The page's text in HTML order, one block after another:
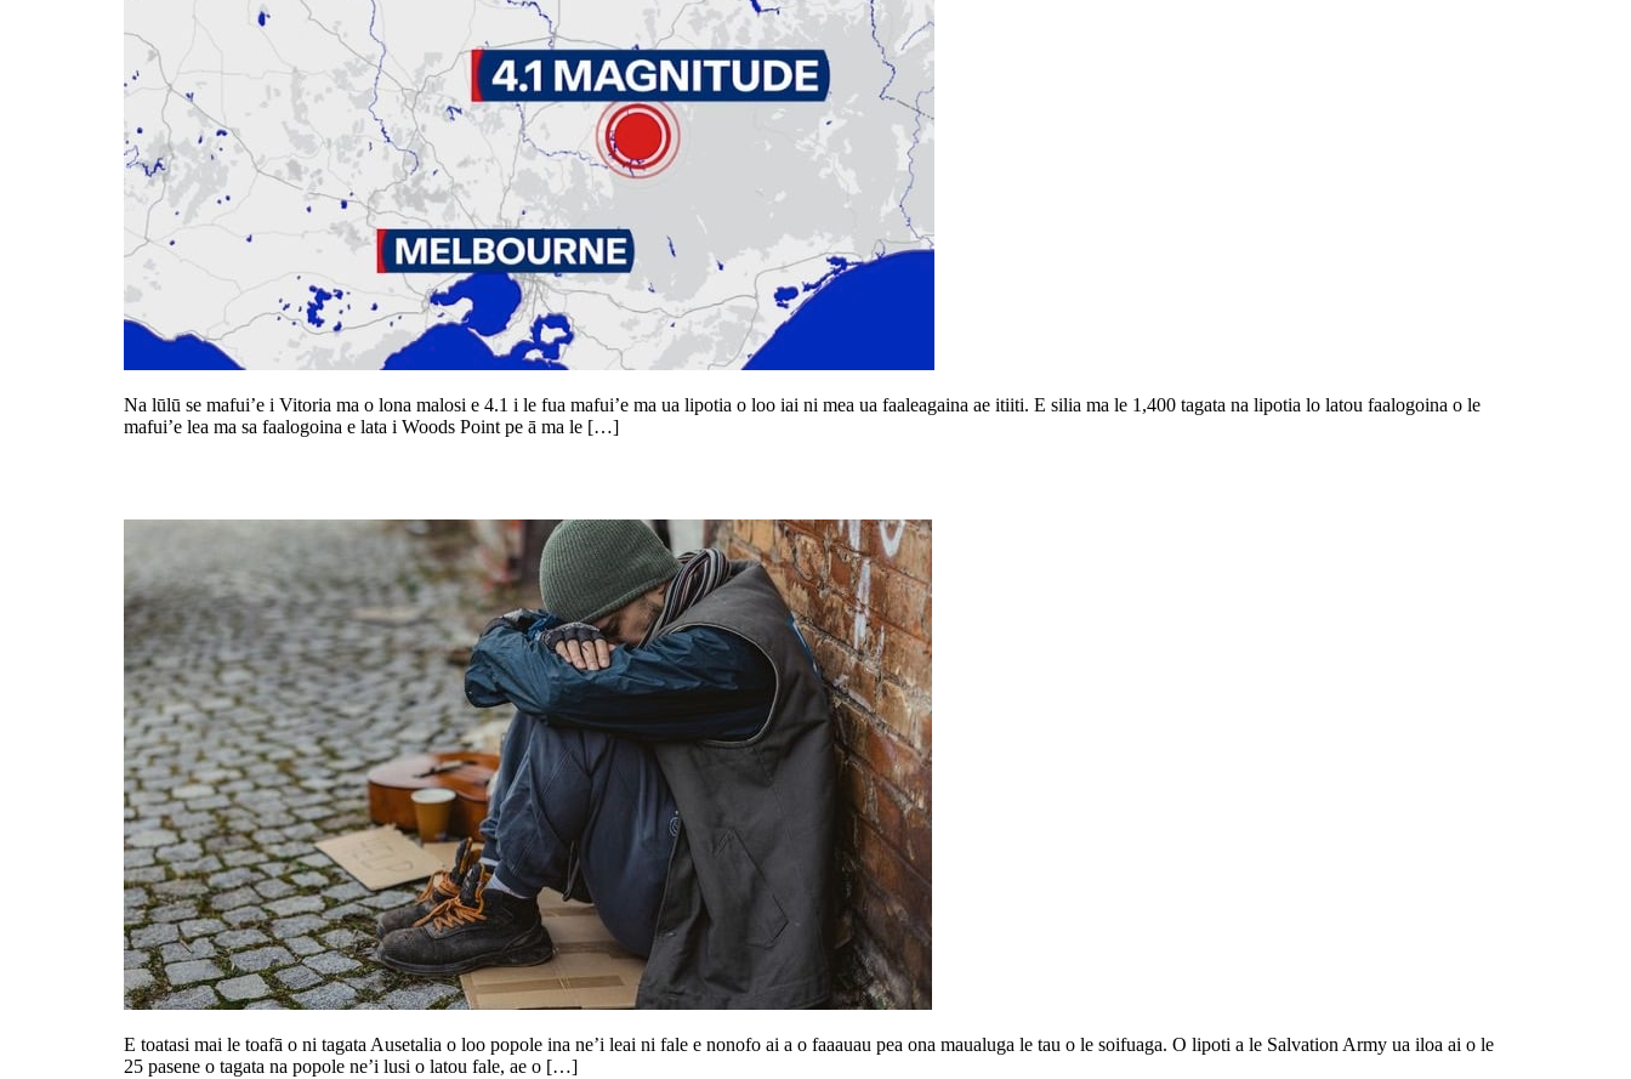
Na lūlū se mafui’e i Vitoria ma o lona malosi e 4.1 i le fua mafui’e ma ua lipotia o loo iai ni mea ua faaleagaina ae itiiti. E silia ma le 1,400 tagata na lipotia lo latou faalogoina o le
mafui’e lea ma sa faalogoina e lata i Woods Point pe ā ma le […]
E toatasi mai le toafā o ni tagata Ausetalia o loo popole ina ne’i leai ni fale e nonofo ai a o faaauau pea ona maualuga le tau o le soifuaga. O lipoti a le Salvation Army ua iloa ai o le
25 pasene o tagata na popole ne’i lusi o latou fale, ae o […]